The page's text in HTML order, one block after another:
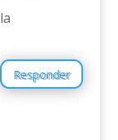
Responder